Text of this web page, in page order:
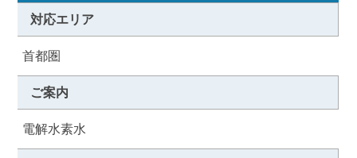
対応エリア
首都圏
ご案内
電解水素水